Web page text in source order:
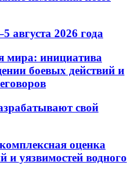
августа 2026 года
мира: инициатива
боевых действий и
свой
оценка
и уязвимостей водного